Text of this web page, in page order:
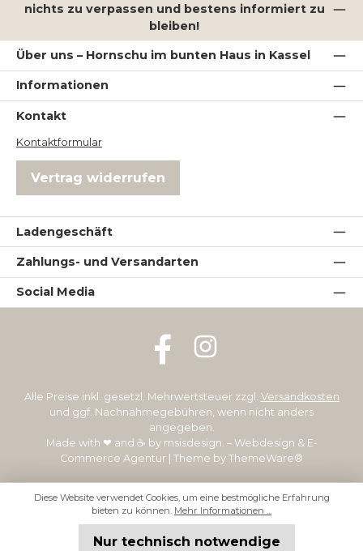
nichts zu verpassen und bestens informiert zu
bleiben!
Über uns – Hornschu im bunten Haus in Kassel
Informationen
Kontakt
Kontaktformular
Vertrag widerrufen
Ladengeschäft
Zahlungs- und Versandarten
Social Media
Facebook Instagram
Alle Preise inkl. gesetzl. Mehrwertsteuer zzgl. Versandkosten
und ggf. Nachnahmegebühren, wenn nicht anders
angegeben.
Made with ❤ and ☕ by msisdesign. – Webdesign & E-
Commerce Agentur | Theme by ThemeWare®
Diese Website verwendet Cookies, um eine bestmögliche Erfahrung
bieten zu können. Mehr Informationen ...
Nur technisch notwendige